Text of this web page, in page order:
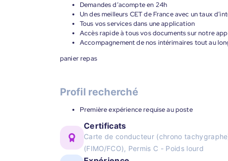
Demandes d’acompte en 24h
Un des meilleurs CET de France avec un taux
Tous vos services dans une application
Accès rapide à tous vos documents sur notre
Accompagnement de nos intérimaires tout au
panier repas
Profil recherché
Première expérience requise au poste
Certificats
Carte de conducteur (chrono
(FIMO/FCO), Permis C - Poids lourd